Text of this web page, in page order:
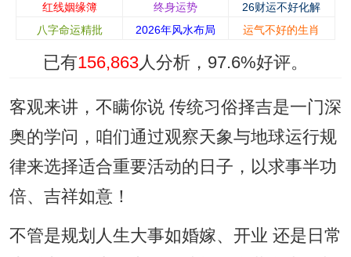
红线姻缘簿 终身运势
26财运不好化解
八字命运精批
2026年风水布局 运气不好的生肖
已有156,863人分析， 97.6%好评。
客观来讲，不瞒你说 传统习俗择吉是一门深
奥的学问，咱们通过观察天象与地球运行规
律来选择适合重要活动的日子，以求事半功
倍、吉祥如意！
不管是规划人生大事如婚嫁、开业 还是日常